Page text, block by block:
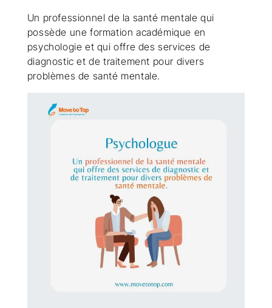
Un professionnel de la santé mentale qui
possède une formation académique en
psychologie et qui offre des services de
diagnostic et de traitement pour divers
problèmes de santé mentale.